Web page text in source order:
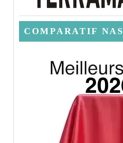
COMPARATIF NAS